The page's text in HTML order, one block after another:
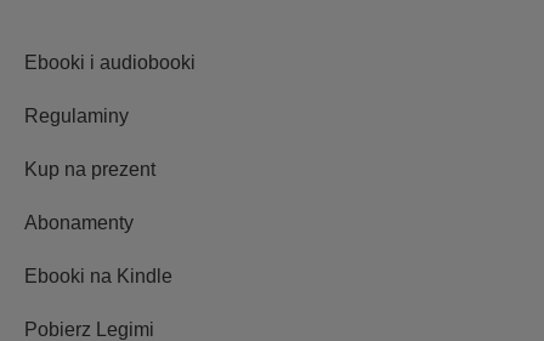
Ebooki i audiobooki
Regulaminy
Kup na prezent
Abonamenty
Ebooki na Kindle
Pobierz Legimi